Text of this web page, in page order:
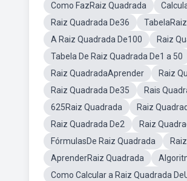
Como FazRaiz Quadrada
Raiz Quadrada De36
A Raiz Quadrada De100
Raiz
Tabela De Raiz Quadrada De1 a 50
Raiz QuadradaAprender
Raiz
Raiz Quadrada De35
Rais
625Raiz Quadrada
Raiz
Raiz Quadrada De2
Raiz
FórmulasDe Raiz Quadrada
AprenderRaiz Quadrada
Como Calcular a Raiz Quadrada